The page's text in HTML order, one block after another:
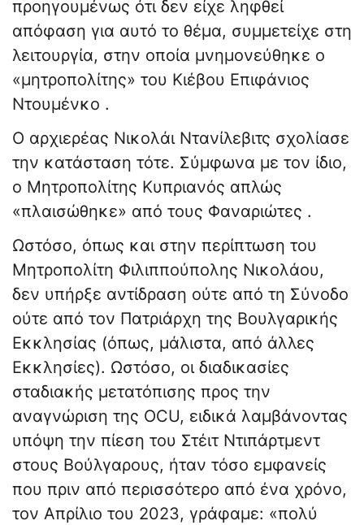
προηγουμένως ότι δεν είχε ληφθεί
απόφαση για αυτό το θέμα, συμμετείχε στη
λειτουργία, στην οποία μνημονεύθηκε ο
«μητροπολίτης» του Κιέβου Επιφάνιος
Ντουμένκο .
Ο αρχιερέας Νικολάι Ντανίλεβιτς σχολίασε
την κατάσταση τότε. Σύμφωνα με τον ίδιο,
ο Μητροπολίτης Κυπριανός απλώς
«πλαισώθηκε» από τους Φαναριώτες .
Ωστόσο, όπως και στην περίπτωση του
Μητροπολίτη Φιλιππούπολης Νικολάου,
δεν υπήρξε αντίδραση ούτε από τη Σύνοδο
ούτε από τον Πατριάρχη της Βουλγαρικής
Εκκλησίας (όπως, μάλιστα, από άλλες
Εκκλησίες). Ωστόσο, οι διαδικασίες
σταδιακής μετατόπισης προς την
αναγνώριση της OCU, ειδικά λαμβάνοντας
υπόψη την πίεση του Στέιτ Ντιπάρτμεντ
στους Βούλγαρους, ήταν τόσο εμφανείς
που πριν από περισσότερο από ένα χρόνο,
τον Απρίλιο του 2023, γράφαμε: «πολύ